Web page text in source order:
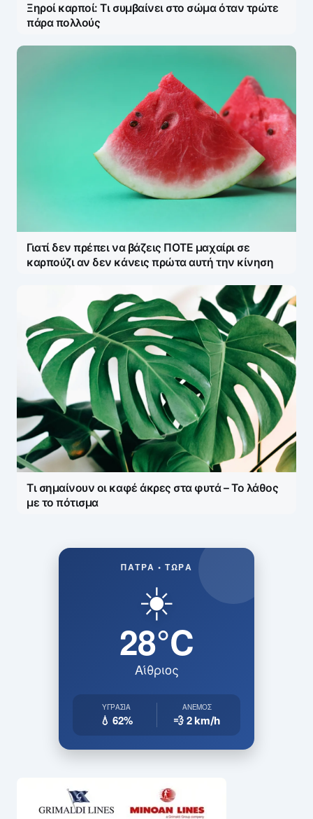
Ξηροί καρποί: Τι συμβαίνει στο σώμα όταν τρώτε
πάρα πολλούς
Γιατί δεν πρέπει να βάζεις ΠΟΤΕ μαχαίρι σε
καρπούζι αν δεν κάνεις πρώτα αυτή την κίνηση
Τι σημαίνουν οι καφέ άκρες στα φυτά – Το λάθος
με το πότισμα
ΠΆΤΡΑ • ΤΏΡΑ
☀️
28°C
Αίθριος
ΥΓΡΑΣΊΑ
💧 62%
ΆΝΕΜΟΣ
💨 2km/h